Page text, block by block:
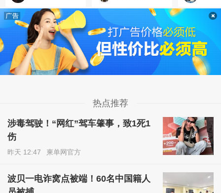
热点推荐
涉毒驾驶！“网红”驾车肇事，致1死1
伤
昨天 12:47 柬单网官方
波贝一电诈窝点被端！60名中国籍人